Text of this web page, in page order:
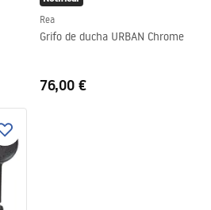
Rea
Grifo de ducha URBAN Chrome
76,00 €